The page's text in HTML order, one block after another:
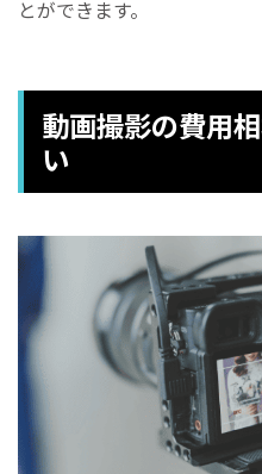
とができます。
動画撮影の費用
い